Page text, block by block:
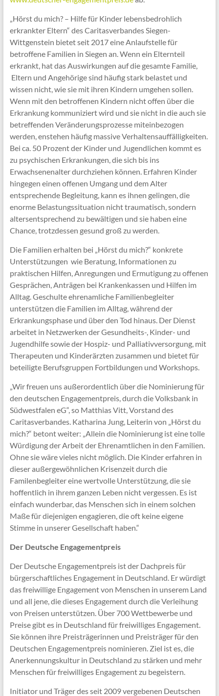
„Hörst du mich? – Hilfe für Kinder lebensbedrohlich
erkrankter Eltern“ des Caritasverbandes Siegen-
Wittgenstein bietet seit 2017 eine Anlaufstelle für
betroffene Familien in Siegen an. Wenn ein Elternteil
erkrankt, hat das Auswirkungen auf die gesamte Familie,
Eltern und Angehörige sind häufig stark belastet und
wissen nicht, wie sie mit ihren Kindern umgehen sollen.
Wenn mit den betroffenen Kindern nicht offen über die
Erkrankung kommuniziert wird und sie nicht in die auch sie
betreffenden Veränderungsprozesse miteinbezogen
werden, enstehen häufig massive Verhaltensauffälligkeiten.
Bei ca. 50 Prozent der Kinder und Jugendlichen kommt es
zu psychischen Erkrankungen, die sich bis ins
Erwachsenenalter durchziehen können. Erfahren Kinder
hingegen einen offenen Umgang und dem Alter
entsprechende Begleitung, kann es ihnen gelingen, die
enorme Belastungssituation nicht traumatisch, sondern
altersentsprechend zu bewältigen und sie haben eine
Chance, trotzdessen gesund groß zu werden.
Die Familien erhalten bei „Hörst du mich?“ konkrete
Unterstützungen wie Beratung, Informationen zu
praktischen Hilfen, Anregungen und Ermutigung zu offenen
Gesprächen, Anträgen bei Krankenkassen und Hilfen im
Alltag. Geschulte ehrenamliche Familienbegleiter
unterstützen die Familien im Alltag, während der
Erkrankungsphase und über den Tod hinaus. Der Dienst
arbeitet in Netzwerken der Gesundheits-, Kinder- und
Jugendhilfe sowie der Hospiz- und Palliativversorgung, mit
Therapeuten und Kinderärzten zusammen und bietet für
beteiligte Berufsgruppen Fortbildungen und Workshops.
„Wir freuen uns außerordentlich über die Nominierung für
den deutschen Engagementpreis, durch die Volksbank in
Südwestfalen eG“, so Matthias Vitt, Vorstand des
Caritasverbandes. Katharina Jung, Leiterin von „Hörst du
mich?“ betont weiter: „Allein die Nominierung ist eine tolle
Würdigung der Arbeit der Ehrenamtlichen in den Familien.
Ohne sie wäre vieles nicht möglich. Die Kinder erfahren in
dieser außergewöhnlichen Krisenzeit durch die
Familenbegleiter eine wertvolle Unterstützung, die sie
hoffentlich in ihrem ganzen Leben nicht vergessen. Es ist
einfach wunderbar, das Menschen sich in einem solchen
Maße für diejenigen engagieren, die oft keine eigene
Stimme in unserer Gesellschaft haben.“
Der Deutsche Engagementpreis
Der Deutsche Engagementpreis ist der Dachpreis für
bürgerschaftliches Engagement in Deutschland. Er würdigt
das freiwillige Engagement von Menschen in unserem Land
und all jene, die dieses Engagement durch die Verleihung
von Preisen unterstützen. Über 700 Wettbewerbe und
Preise gibt es in Deutschland für freiwilliges Engagement.
Sie können ihre Preisträgerinnen und Preisträger für den
Deutschen Engagementpreis nominieren. Ziel ist es, die
Anerkennungskultur in Deutschland zu stärken und mehr
Menschen für freiwilliges Engagement zu begeistern.
Initiator und Träger des seit 2009 vergebenen Deutschen